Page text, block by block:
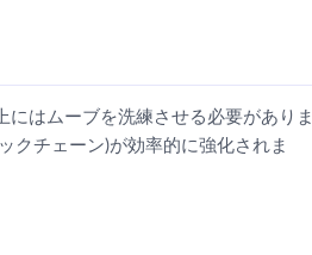
はムーブを洗練させる必要がありま
クチェーン)が効率的に強化されま